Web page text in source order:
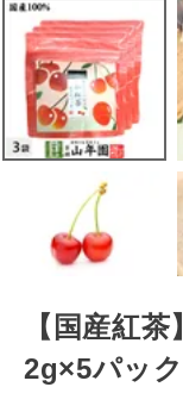
【国産紅
2g×5パッ